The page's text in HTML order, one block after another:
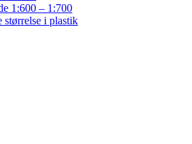
1:600 – 1:700
i plastik